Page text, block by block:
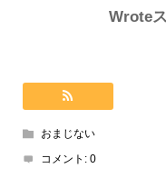
Wrote
おまじない
コメント: 0